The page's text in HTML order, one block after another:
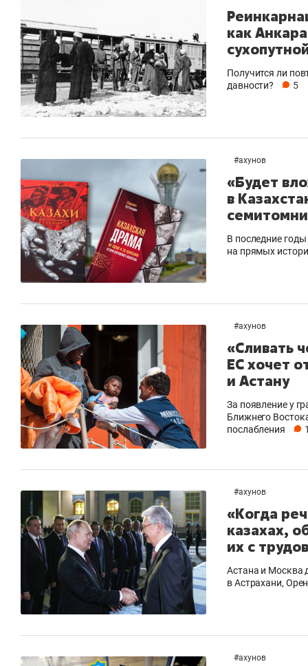
как
Получится ли
давности?
5
#ахунов
«Будет
в
В последние
на прямых
#ахунов
«Сливать
ЕС хочет
и Астану
За появление у
Ближнего
послабления
#ахунов
«Когда
казахах,
их с
Астана и Москва
в Астрахани,
#ахунов